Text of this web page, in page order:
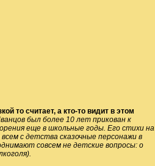
то считает, а кто-то видит в этом
был более 10 лет прикован к
еще в школьные годы. Его стихи на
с детства сказочные персонажи в
совсем не детские вопросы: о